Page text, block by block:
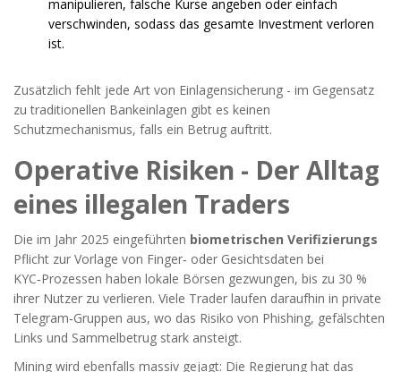
manipulieren, falsche Kurse angeben oder einfach
verschwinden, sodass das gesamte Investment verloren
ist.
Zusätzlich fehlt jede Art von Einlagensicherung - im Gegensatz
zu traditionellen Bankeinlagen gibt es keinen
Schutzmechanismus, falls ein Betrug auftritt.
Operative Risiken - Der Alltag
eines illegalen Traders
Die im Jahr 2025 eingeführten biometrischen Verifizierungs
Pflicht zur Vorlage von Finger‑ oder Gesichtsdaten bei
KYC‑Prozessen haben lokale Börsen gezwungen, bis zu 30 %
ihrer Nutzer zu verlieren. Viele Trader laufen daraufhin in private
Telegram‑Gruppen aus, wo das Risiko von Phishing, gefälschten
Links und Sammelbetrug stark ansteigt.
Mining wird ebenfalls massiv gejagt: Die Regierung hat das